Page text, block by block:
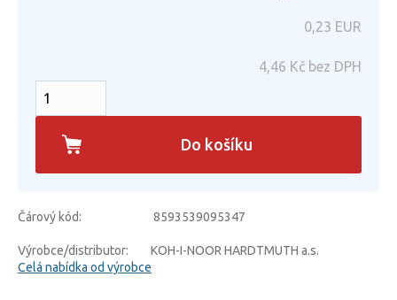
0,23 EUR
4,46 Kč bez DPH
Do košíku
Čárový kód: 8593539095347
Výrobce/distributor:
KOH-I-NOOR HARDTMUTH a.s.
Celá nabídka od výrobce